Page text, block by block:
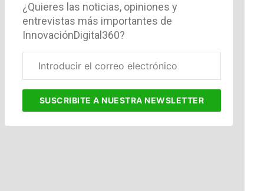
¿Quieres las noticias, opiniones y
entrevistas más importantes de
InnovaciónDigital360?
electrónico
SUSCRIBITEA NUESTRA NEWSLETTER